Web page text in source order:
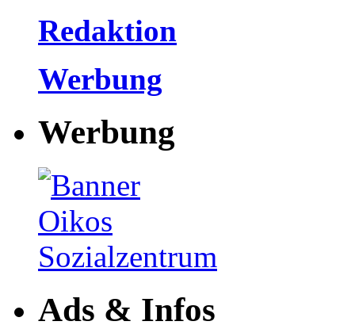
Redaktion
Werbung
Werbung
Ads & Infos